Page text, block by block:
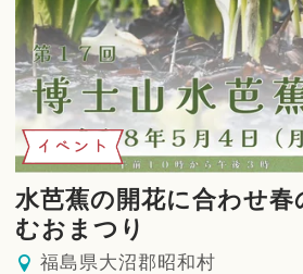
イベント
水芭蕉の開花に合わせ春
むおまつり
福島県大沼郡昭和村